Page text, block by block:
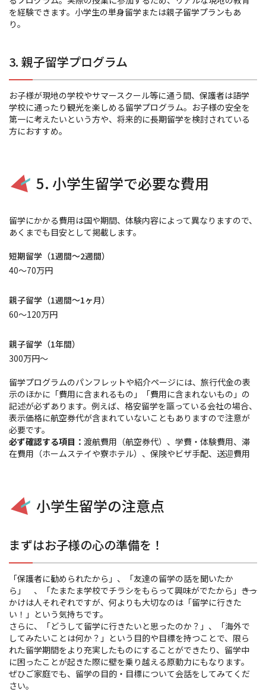
を経験できます。小学生の単身留学または親子留学プランもあ
り。
3. 親子留学プログラム
お子様が現地の学校やサマースクール等に通う間、保護者は語学
学校に通ったり観光を楽しめる留学プログラム。お子様の安全を
第一に考えたいという方や、将来的に長期留学を検討されている
方におすすめ。
5. 小学生留学で必要な費用
留学にかかる費用は国や期間、体験内容によって異なりますので、
あくまでも目安として掲載します。
短期留学（1週間～2週間）
40～70万円
親子留学（1週間～1ヶ月）
60～120万円
親子留学（1年間）
300万円～
留学プログラムのパンフレットや紹介ページには、旅行代金の表
示のほかに「費用に含まれるもの」「費用に含まれないもの」の
記述が必ずあります。例えば、格安留学を謳っている会社の場合、
表示価格に航空券代が含まれていないこともありますので注意が
必要です。
必ず確認する項目： 渡航費用（航空券代）、学費・体験費用、滞
在費用（ホームステイや寮ホテル）、保険やビザ手配、送迎費用
小学生留学の注意点
まずはお子様の心の準備を！
「保護者に勧められたから」、「友達の留学の話を聞いたか
ら」 、「たまたま学校でチラシをもらって興味がでたから」――きっ
かけは人それぞれですが、何よりも大切なのは「留学に行きた
い！」という気持ちです。
さらに、「どうして留学に行きたいと思ったのか？」、「海外で
してみたいことは何か？」という目的や目標を持つことで、限ら
れた留学期間をより充実したものにすることができたり、留学中
に困ったことが起きた際に壁を乗り越える原動力にもなります。
ぜひご家庭でも、留学の目的・目標について会話をしてみてくだ
さい。